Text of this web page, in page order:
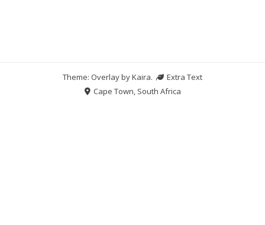
Theme: Overlay byKaira.
Extra Text
Cape Town, South Africa